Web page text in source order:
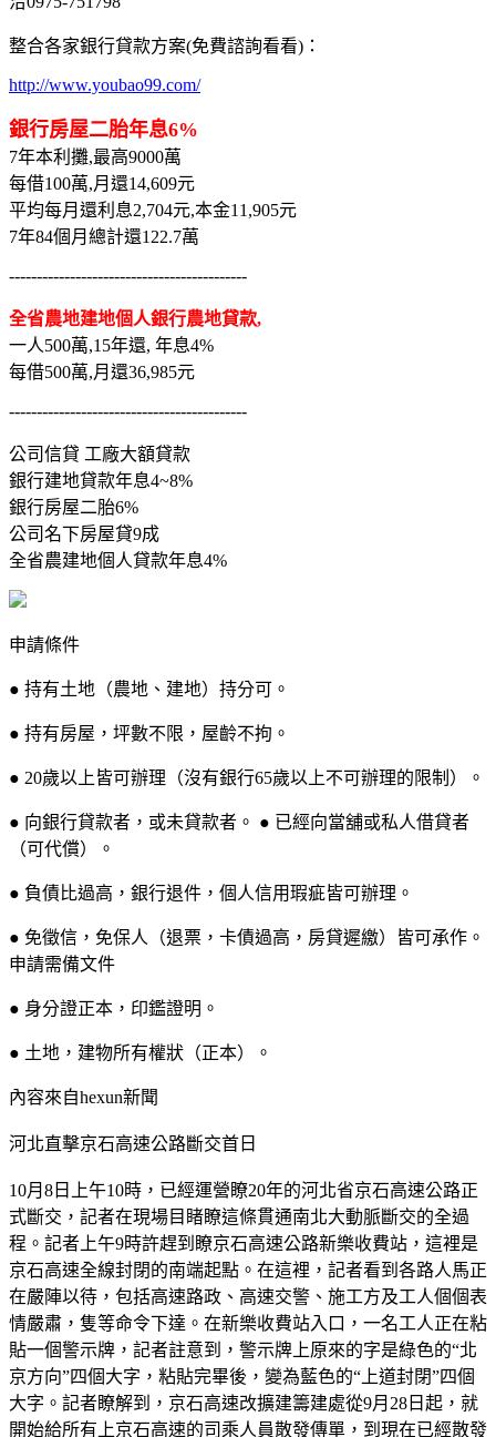
整合各家銀行貸款方案(免費諮詢看看)：
http://www.youbao99.com/
銀行房屋二胎年息6%
7年本利攤,最高9000萬
每借100萬,月還14,609元
平均每月還利息2,704元,本金11,905元
7年84個月總計還122.7萬
-------------------------------------------
全省農地建地個人銀行農地貸款,
一人500萬,15年還, 年息4%
每借500萬,月還36,985元
-------------------------------------------
公司信貸 工廠大額貸款
銀行建地貸款年息4~8%
銀行房屋二胎6%
公司名下房屋貸9成
全省農建地個人貸款年息4%
申請條件
● 持有土地（農地、建地）持分可。
● 持有房屋，坪數不限，屋齡不拘。
● 20歲以上皆可辦理（沒有銀行65歲以上不可辦理的限制）。
● 向銀行貸款者，或未貸款者。 ● 已經向當舖或私人借貸者
（可代償）。
● 負債比過高，銀行退件，個人信用瑕疵皆可辦理。
● 免徵信，免保人（退票，卡債過高，房貸遲繳）皆可承作。
申請需備文件
● 身分證正本，印鑑證明。
● 土地，建物所有權狀（正本）。
內容來自hexun新聞
河北直擊京石高速公路斷交首日
10月8日上午10時，已經運營瞭20年的河北省京石高速公路正
式斷交，記者在現場目睹瞭這條貫通南北大動脈斷交的全過
程。記者上午9時許趕到瞭京石高速公路新樂收費站，這裡是
京石高速全線封閉的南端起點。在這裡，記者看到各路人馬正
在嚴陣以待，包括高速路政、高速交警、施工方及工人個個表
情嚴肅，隻等命令下達。在新樂收費站入口，一名工人正在粘
貼一個警示牌，記者註意到，警示牌上原來的字是綠色的“北
京方向”四個大字，粘貼完畢後，變為藍色的“上道封閉”四個
大字。記者瞭解到，京石高速改擴建籌建處從9月28日起，就
開始給所有上京石高速的司乘人員散發傳單，到現在已經散發